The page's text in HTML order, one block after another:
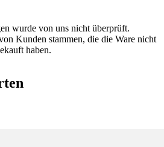
wurde von uns nicht überprüft.
Kunden stammen, die die Ware nicht
haben.